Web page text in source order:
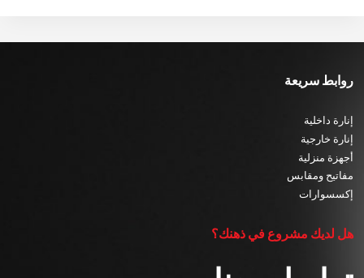
روابط سريعة
إنارة داخلية
إنارة خارجية
أجهزة منزلية
مفاتيح ومقابس
إكسسوارات
هل لديك مشروع في ذهنك؟